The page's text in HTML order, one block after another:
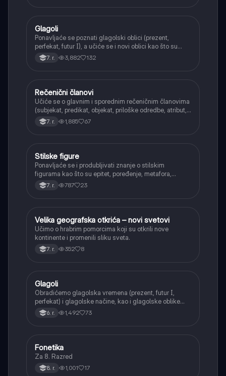
Srpski jezik
Glagoli
Ponavljaće se poznati glagolski oblici (prezent,
perfekat, futur I), a učiće se i novi oblici kao što su
aorist, imperfekat, pluskvamperfekat, futur II, kao i
glagolski prilozi i pridevi.
7. r. 3,882 132
Srpski jezik
Rečenični članovi
Učiće se o glavnim i sporednim rečeničnim članovima
(subjekat, predikat, objekat, priloške odredbe, atribut,
apozicija) i njihovoj funkciji.
7. r. 1,885 67
Srpski jezik
Stilske figure
Ponavljaće se i produbljivati znanje o stilskim
figurama kao što su epitet, poređenje, metafora,
personifikacija, hiperbola, onomatopeja, aliteracija i
asonanca, razumevajući njihovu ulogu u tekstu.
7. r. 787 23
Istorija
Velika geografska otkrića – novi svetovi
Učimo o hrabrim pomorcima koji su otkrili nove
kontinente i promenili sliku sveta.
7. r. 352 8
Srpski jezik
Glagoli
Obradićemo glagolska vremena (prezent, futur I,
perfekat) i glagolske načine, kao i glagolske oblike
(infinitiv, glagolski pridevi i prilozi) i glagolski vid
(svršeni i nesvršeni).
6. r. 1,492 73
Srpski jezik
Fonetika
Za 8. Razred
8. r. 1,001 17